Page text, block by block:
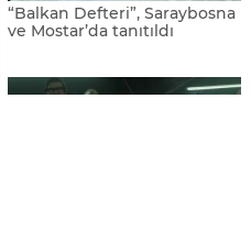
“Balkan Defteri”, Saraybosna
ve Mostar’da tanıtıldı